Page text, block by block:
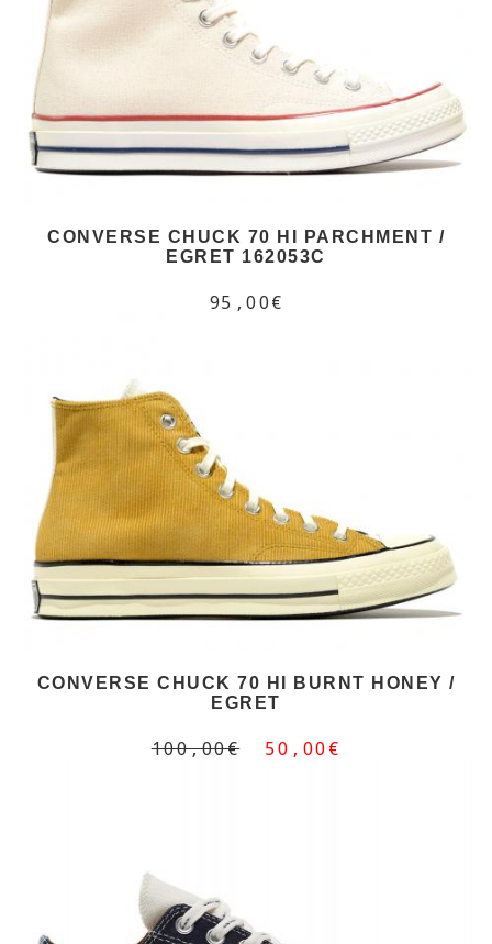
CONVERSE CHUCK 70 HI PARCHMENT /
EGRET 162053C
95,00€
CONVERSE CHUCK 70 HI BURNT HONEY /
EGRET
100,00€ 50,00€